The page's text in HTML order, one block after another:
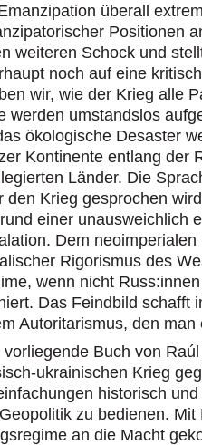
überall
Positionen
weiteren Schock und
noch auf eine
wir, wie der Krieg alle
werden umstandslos
ökologische Desaster
Kontinente entlang der
Länder. Die
den Krieg gesprochen
einer unausweichlich
Dem
Rigorismus des
wenn nicht
Das Feindbild schafft
Autoritarismus, den
vorliegende Buch von
ukrainischen Krieg
historisch
zu bedienen.
an die Macht